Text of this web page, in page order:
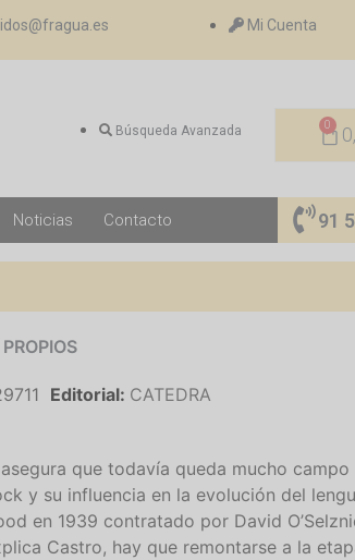
Mi Cuenta
Búsqueda Avanzada 0
Noticias Contacto 91
Editorial: CATEDRA
que todavía queda mucho
y su influencia en la evolución del
en 1939 contratado por David
Castro, hay que remontarse a la